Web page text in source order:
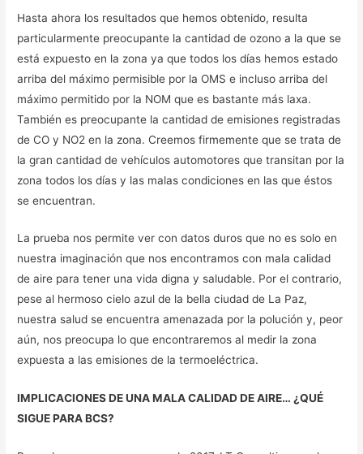
Hasta ahora los resultados que hemos obtenido, resulta
particularmente preocupante la cantidad de ozono a la que se
está expuesto en la zona ya que todos los días hemos estado
arriba del máximo permisible por la OMS e incluso arriba del
máximo permitido por la NOM que es bastante más laxa.
También es preocupante la cantidad de emisiones registradas
de CO y NO2 en la zona. Creemos firmemente que se trata de
la gran cantidad de vehículos automotores que transitan por la
zona todos los días y las malas condiciones en las que éstos
se encuentran.
La prueba nos permite ver con datos duros que no es solo en
nuestra imaginación que nos encontramos con mala calidad
de aire para tener una vida digna y saludable. Por el contrario,
pese al hermoso cielo azul de la bella ciudad de La Paz,
nuestra salud se encuentra amenazada por la polución y, peor
aún, nos preocupa lo que encontraremos al medir la zona
expuesta a las emisiones de la termoeléctrica.
IMPLICACIONES DE UNA MALA CALIDAD DE AIRE… ¿QUÉ
SIGUE PARA BCS?